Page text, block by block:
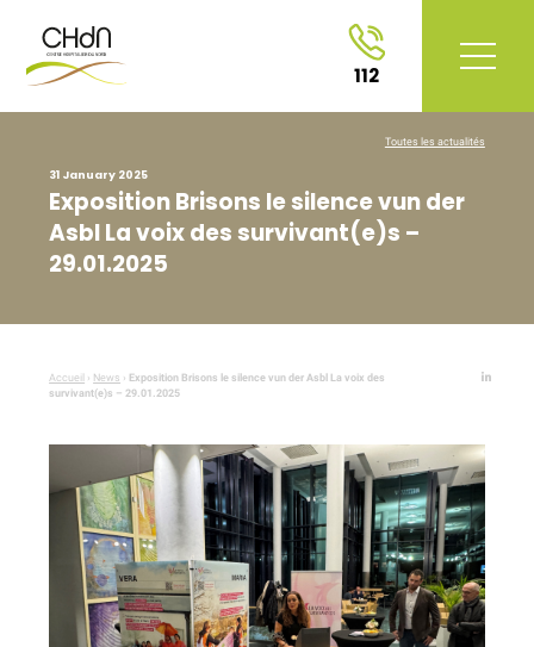
112
31 January 2025
Exposition Brisons le silence vun der
Asbl La voix des survivant(e)s –
29.01.2025
Toutes les actualités
Accueil › News › Exposition Brisons le silence vun der Asbl La voix des
survivant(e)s – 29.01.2025